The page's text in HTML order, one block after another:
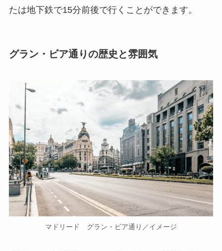
たは地下鉄で15分前後で行くことができます。
グラン・ビア通りの歴史と雰囲気
マドリード グラン・ビア通り／イメージ